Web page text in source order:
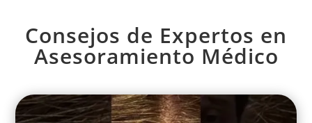
Consejos de Expertos en
Asesoramiento Médico